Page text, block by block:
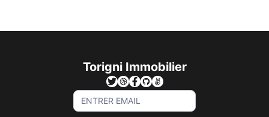
Torigni Immobilier
Sign
Up